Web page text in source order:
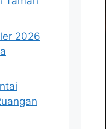
2026